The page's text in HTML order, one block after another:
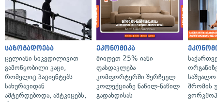
საზოგადოება
ცელიანი სიკვდილივით
გამოწყობილი კაცი,
რომელიც პაციენტებს
სახურავიდან
აშტერდებოდა, ამტკიცებს,
ეკონომიკა
მიიღეთ 25%-იანი
ფასდაკლება
კომფორტერში შერჩეულ
კოლექციაზე ნაწილ-ნაწილ
გადახდისას
საშუალო
შრომის